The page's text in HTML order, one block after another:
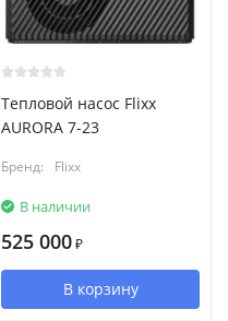
Тепловой насос Flixx
AURORA 7-23
Бренд: Flixx
В наличии
525 000 ₽
В корзину